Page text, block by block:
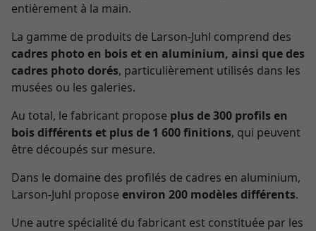
entièrement à la main.
La gamme de produits de Larson-Juhl comprend des
cadres photo en bois et en aluminium, ainsi que des
cadres photo dorés, particulièrement utilisés dans les
musées ou les galeries.
Au total, le fabricant propose plus de 300 profils en
bois différents et plus de 1 600 finitions, qui peuvent
être découpés sur mesure.
Dans le domaine des profilés de cadres en aluminium,
Larson-Juhl propose environ 200 modèles différents.
Une autre spécialité du fabricant est constituée par les